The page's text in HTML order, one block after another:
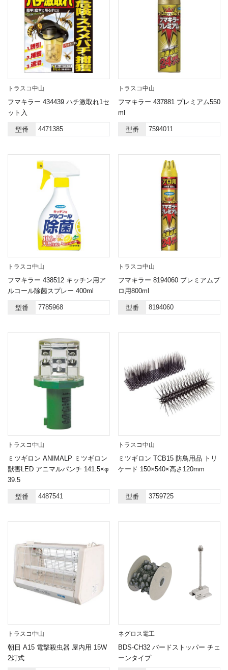
トラスコ中山
フマキラー 434439 ハチ激取れ1セ
ット入
型番 4471385
トラスコ中山
フマキラー 437881 プレミアム550
ml
型番 7594011
トラスコ中山
フマキラー 438512 キッチン用ア
ルコール除菌スプレー 400ml
型番 7785968
トラスコ中山
フマキラー 8194060 プレミアムプ
ロ用800ml
型番 8194060
トラスコ中山
ミツギロン ANIMALP ミツギロン
獣害LED アニマルパンチ 141.5×φ
39.5
型番 4487541
トラスコ中山
ミツギロン TCB15 防鳥用品 トリ
ケード 150×540×高さ120mm
型番 3759725
トラスコ中山
朝日 A15 電撃殺虫器 屋内用 15W
2灯式
ネグロス電工
BDS-CH32 バードストッパー チェ
ーンタイプ